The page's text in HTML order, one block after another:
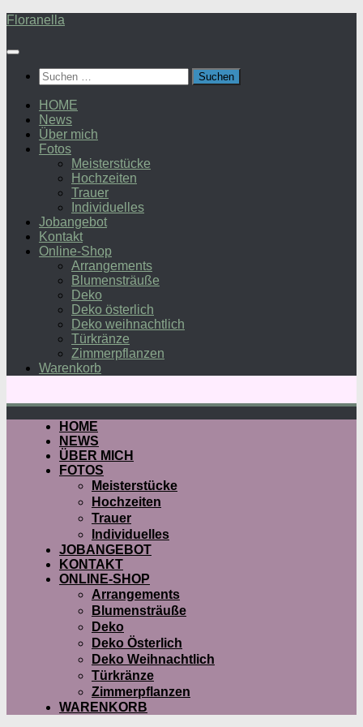
Zum
springen
Floranella
Suchen
nach:
HOME
News
Über mich
Fotos
Meisterstücke
Hochzeiten
Trauer
Individuelles
Jobangebot
Kontakt
Online-Shop
Arrangements
Blumensträuße
Deko
Deko österlich
Deko weihnachtlich
Türkränze
Zimmerpflanzen
Warenkorb
HOME
NEWS
ÜBER MICH
FOTOS
Meisterstücke
Hochzeiten
Trauer
Individuelles
JOBANGEBOT
KONTAKT
ONLINE-SHOP
Arrangements
Blumensträuße
Deko
Deko Österlich
Deko Weihnachtlich
Türkränze
Zimmerpflanzen
WARENKORB